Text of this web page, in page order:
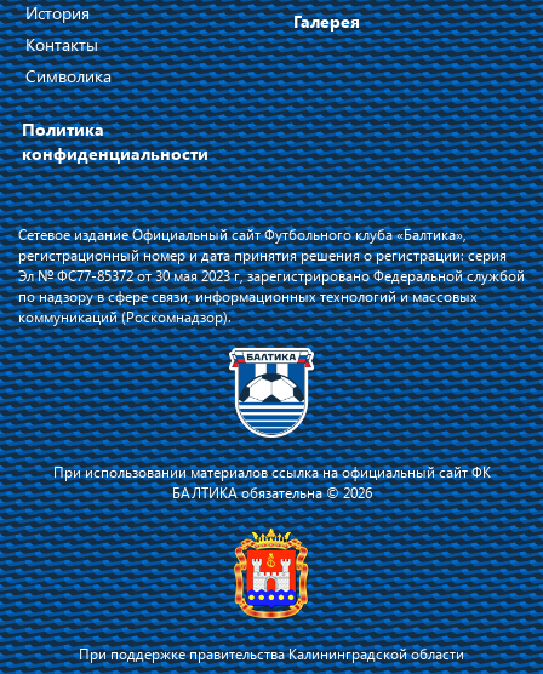
История
Контакты
Символика
Политика
конфиденциальности
Галерея
Сетевое издание Официальный сайт Футбольного клуба «Балтика»,
регистрационный номер и дата принятия решения о регистрации: серия
Эл № ФС77-85372 от 30 мая 2023 г, зарегистрировано Федеральной службой
по надзору в сфере связи, информационных технологий и массовых
коммуникаций (Роскомнадзор).
При использовании материалов ссылка на официальный сайт ФК
БАЛТИКА обязательна © 2026
При поддержке правительства Калининградской области